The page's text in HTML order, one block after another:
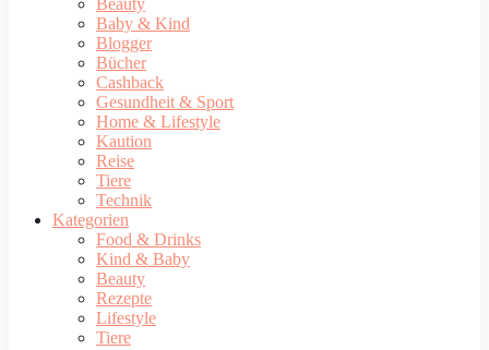
Beauty
Baby & Kind
Blogger
Bücher
Cashback
Gesundheit & Sport
Home & Lifestyle
Kaution
Reise
Tiere
Technik
Kategorien
Food & Drinks
Kind & Baby
Beauty
Rezepte
Lifestyle
Tiere